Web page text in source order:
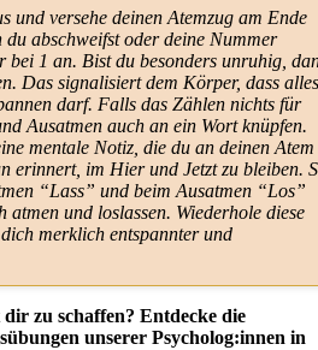
und versehe deinen Atemzug am Ende
du abschweifst oder deine Nummer
bei 1 an. Bist du besonders unruhig,
Das signalisiert dem Körper, dass alles
darf. Falls das Zählen nichts für
Ausatmen auch an ein Wort knüpfen.
mentale Notiz, die du an deinen Atem
erinnert, im Hier und Jetzt zu bleiben.
“Lass” und beim Ausatmen “Los”
atmen und loslassen. Wiederhole diese
merklich entspannter und
zu schaffen? Entdecke die
unserer Psycholog:innen in